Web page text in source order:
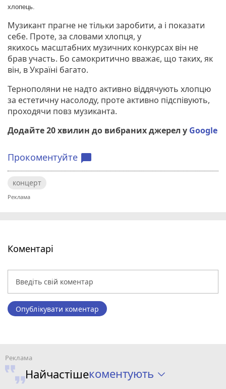
хлопець.
Музикант прагне не тільки заробити, а і показати
себе. Проте, за словами хлопця, у
якихось масштабних музичних конкурсах він не
брав участь. Бо самокритично вважає, що таких, як
він, в Україні багато.
Тернополяни не надто активно віддячують хлопцю
за естетичну насолоду, проте активно підспівують,
проходячи повз музиканта.
Додайте 20 хвилин до вибраних джерел у Google
Прокоментуйте chat_bubble
концерт
Коментарі
Опублікувати коментар
Найчастішекоментують